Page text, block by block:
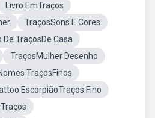
Livro EmTraços
TraçosSons E Cores
De TraçosDe Casa
TraçosMulher Desenho
TraçosFinos
EscorpiãoTraços Fino